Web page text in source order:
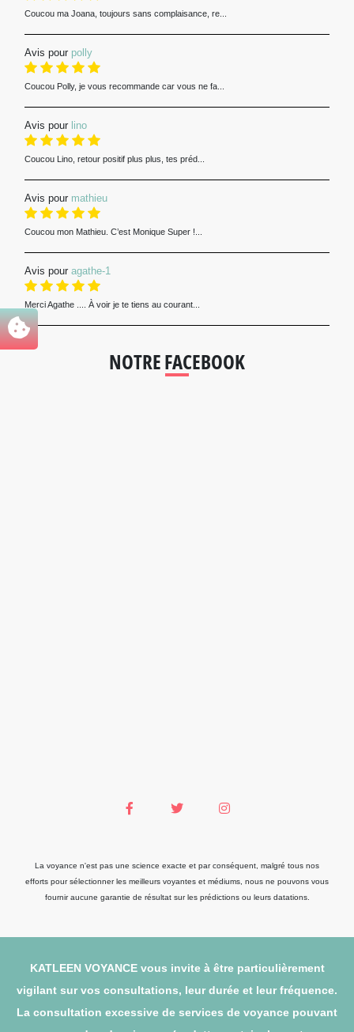
Coucou ma Joana, toujours sans complaisance, re...
Avis pour polly
Coucou Polly, je vous recommande car vous ne fa...
Avis pour lino
Coucou Lino, retour positif plus plus, tes préd...
Avis pour mathieu
Coucou mon Mathieu. C’est Monique Super !...
Avis pour agathe-1
Merci Agathe .... À voir je te tiens au courant...
NOTRE FACEBOOK
La voyance n'est pas une science exacte et par conséquent, malgré tous nos
efforts pour sélectionner les meilleurs voyantes et médiums, nous ne pouvons vous
fournir aucune garantie de résultat sur les prédictions ou leurs datations.
KATLEEN VOYANCE vous invite à être particulièrement
vigilant sur vos consultations, leur durée et leur fréquence.
La consultation excessive de services de voyance pouvant